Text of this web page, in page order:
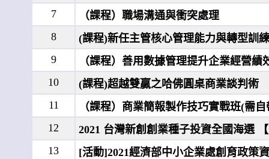
7
（課程）職場溝通與衝突處理
8
(課程)新任主管核心管理能力與轉型訓
9
（課程）善用數據管理提升企業經營績
10
(課程)超越雙贏之哈佛圓桌商業談判術
11
（課程）商業簡報製作技巧實戰班(需
12
2021 台灣新創創業種子投資全國海選
13
[活動]2021經濟部中小企業處創育政策